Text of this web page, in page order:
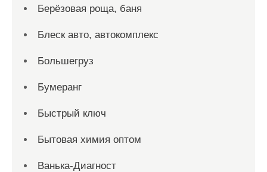
Берёзовая роща, баня
Блеск авто, автокомплекс
Большегруз
Бумеранг
Быстрый ключ
Бытовая химия оптом
Ванька-Диагност